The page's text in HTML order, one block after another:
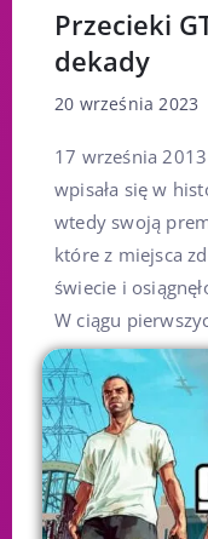
Przecieki
dekady
20 września 2023
17 września
wpisała się w
wtedy swoją
które z miejsca
świecie i
W ciągu